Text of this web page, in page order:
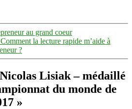
au grand coeur
Comment la lecture rapide m’aide à
?
Lisiak – médaillé
du monde de
»